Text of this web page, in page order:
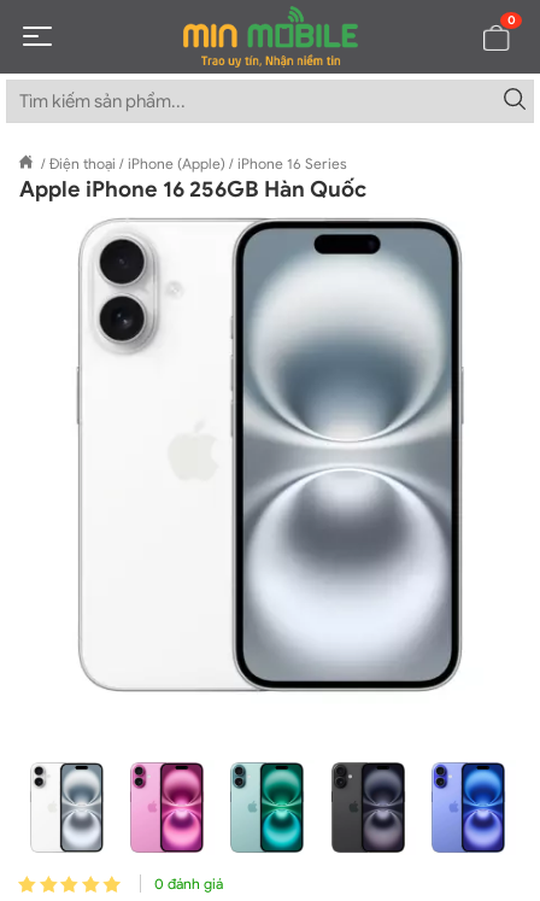
0
/ Điện thoại / iPhone (Apple) / iPhone 16 Series
Apple iPhone 16 256GB Hàn Quốc
0 đánh giá